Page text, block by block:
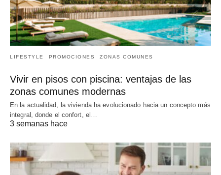
LIFESTYLE PROMOCIONES ZONAS COMUNES
Vivir en pisos con piscina: ventajas de las
zonas comunes modernas
En la actualidad, la vivienda ha evolucionado hacia un concepto más
integral, donde el confort, el…
3 semanas hace